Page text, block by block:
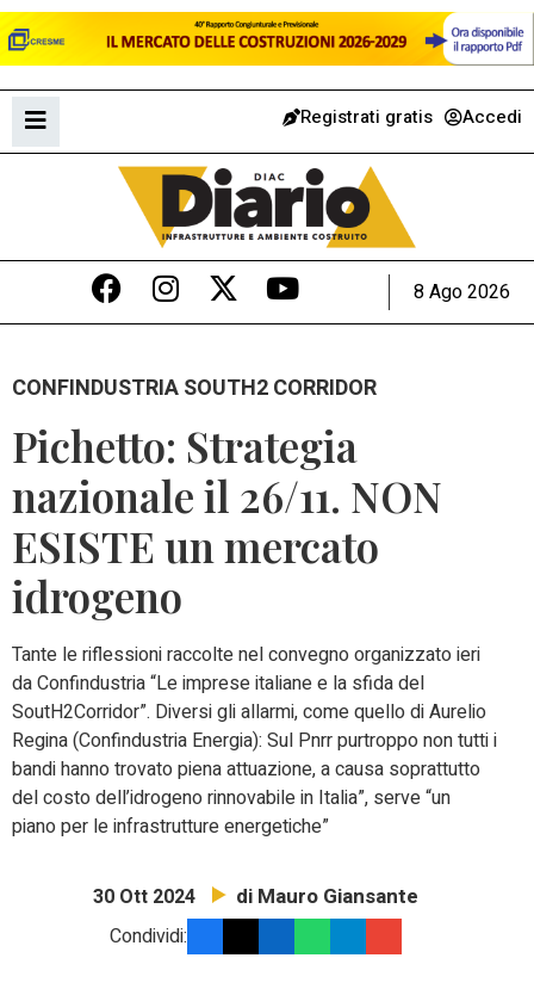
Registrati gratis Accedi
8 Ago 2026
CONFINDUSTRIA SOUTH2 CORRIDOR
Pichetto: Strategia
nazionale il 26/11. NON
ESISTE un mercato
idrogeno
Tante le riflessioni raccolte nel convegno organizzato ieri
da Confindustria “Le imprese italiane e la sfida del
SoutH2Corridor”. Diversi gli allarmi, come quello di Aurelio
Regina (Confindustria Energia): Sul Pnrr purtroppo non tutti i
bandi hanno trovato piena attuazione, a causa soprattutto
del costo dell’idrogeno rinnovabile in Italia”, serve “un
piano per le infrastrutture energetiche”
30 Ott 2024 di Mauro Giansante
Condividi: